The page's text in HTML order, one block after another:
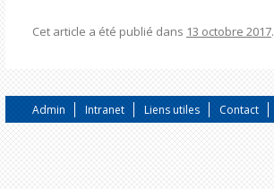
Cet article a été publié dans 13 octobre 2017.
Admin Intranet Liens utiles Contact